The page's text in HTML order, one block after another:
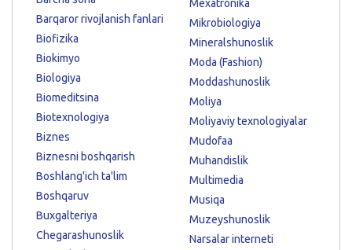
Barqaror rivojlanish fanlari
Biofizika
Biokimyo
Biologiya
Biomeditsina
Biotexnologiya
Biznes
Biznesni boshqarish
Boshlang'ich ta'lim
Boshqaruv
Buxgalteriya
Chegarashunoslik
Mexatronika
Mikrobiologiya
Mineralshunoslik
Moda (Fashion)
Moddashunoslik
Moliya
Moliyaviy texnologiyalar
Mudofaa
Muhandislik
Multimedia
Musiqa
Muzeyshunoslik
Narsalar interneti